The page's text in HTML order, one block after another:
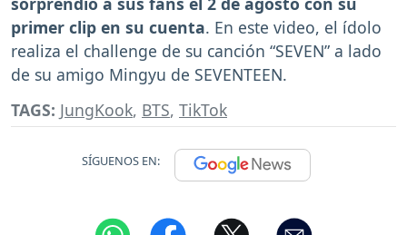
primer clip en su cuenta. En este video, el ídolo
realiza el challenge de su canción “SEVEN” a lado
de su amigo Mingyu de SEVENTEEN.
TAGS: JungKook, BTS, TikTok
SÍGUENOS EN: